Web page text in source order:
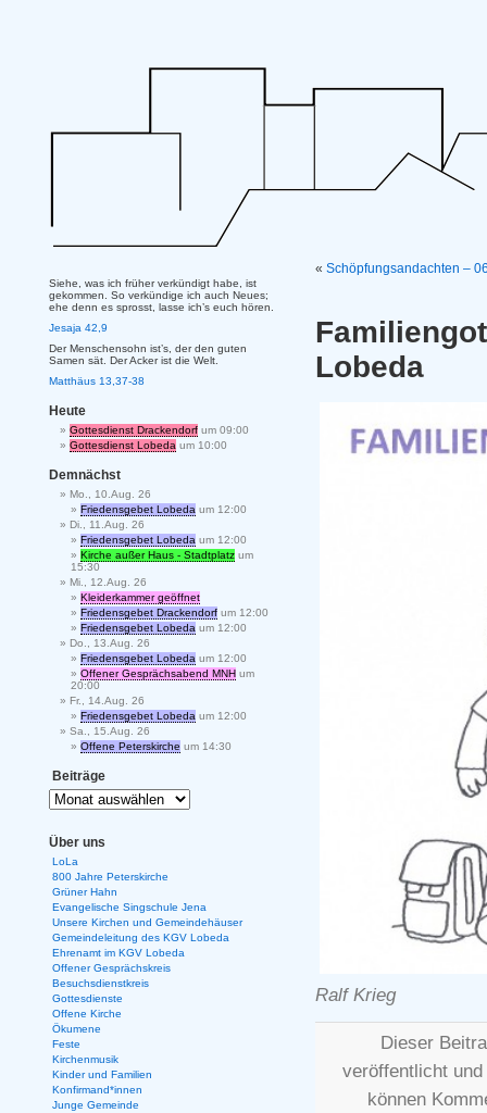
« Schöpfungsandachten –
Lobeda
Ralf Krieg
Dieser
veröffentlicht
können
Siehe, was ich früher verkündigt habe, ist
gekommen. So verkündige ich auch Neues;
ehe denn es sprosst, lasse ich’s euch hören.
Jesaja 42,9
Der Menschensohn ist’s, der den guten
Samen sät. Der Acker ist die Welt.
Matthäus 13,37-38
Heute
Gottesdienst Drackendorf um 09:00
Gottesdienst Lobeda um 10:00
Demnächst
Mo., 10.Aug. 26
Friedensgebet Lobeda um 12:00
Di., 11.Aug. 26
Friedensgebet Lobeda um 12:00
Kirche außer Haus - Stadtplatz um
15:30
Mi., 12.Aug. 26
Kleiderkammer geöffnet
Friedensgebet Drackendorf um 12:00
Friedensgebet Lobeda um 12:00
Do., 13.Aug. 26
Friedensgebet Lobeda um 12:00
Offener Gesprächsabend MNH um
20:00
Fr., 14.Aug. 26
Friedensgebet Lobeda um 12:00
Sa., 15.Aug. 26
Offene Peterskirche um 14:30
Beiträge
Über uns
LoLa
800 Jahre Peterskirche
Grüner Hahn
Evangelische Singschule Jena
Unsere Kirchen und Gemeindehäuser
Gemeindeleitung des KGV Lobeda
Ehrenamt im KGV Lobeda
Offener Gesprächskreis
Besuchsdienstkreis
Gottesdienste
Offene Kirche
Ökumene
Feste
Kirchenmusik
Kinder und Familien
Konfirmand*innen
Junge Gemeinde